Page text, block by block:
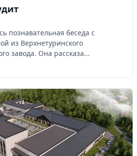
познавательная беседа с
из Верхнетуринского
завода. Она рассказа...